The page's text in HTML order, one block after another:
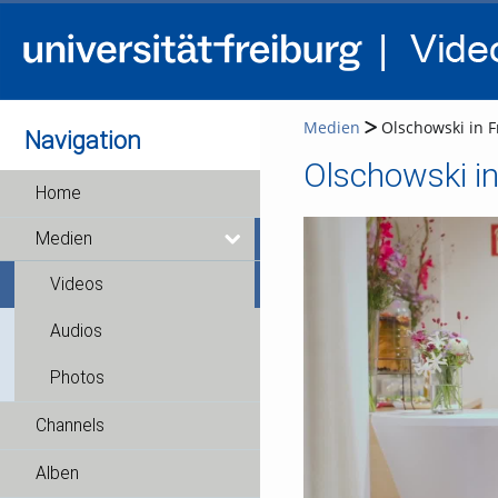
Navigation
Home
Medien
Videos
Audios
Photos
Channels
Alben
Medien Olschowski in
Olschowski